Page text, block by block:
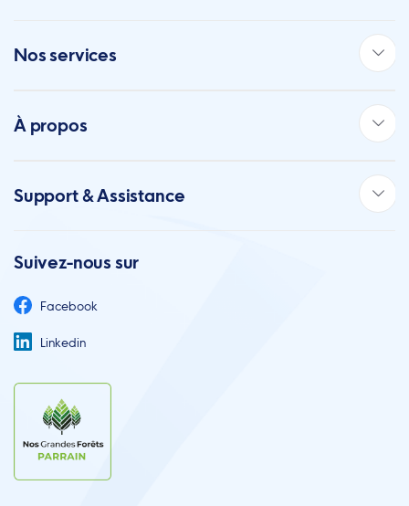
Nos services
À propos
Support & Assistance
Suivez-nous sur
Facebook
Linkedin